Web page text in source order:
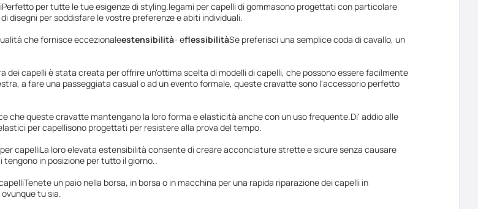
Perfetto per tutte le tue esigenze di styling.legami per capelli di gommasono progettati con particolare
disegni per soddisfare le vostre preferenze e abiti individuali.
che fornisce eccezionaleestensibilità- eflessibilitàSe preferisci una semplice coda di cavallo, un
dei capelli è stata creata per offrire un'ottima scelta di modelli di capelli, che possono essere facilmente
a fare una passeggiata casual o ad un evento formale, queste cravatte sono l'accessorio perfetto
che queste cravatte mantengano la loro forma e elasticità anche con un uso frequente.Di' addio alle
per capellisono progettati per resistere alla prova del tempo.
capelliLa loro elevata estensibilità consente di creare acconciature strette e sicure senza causare
in posizione per tutto il giorno..
Tenete un paio nella borsa, in borsa o in macchina per una rapida riparazione dei capelli in
tu sia.